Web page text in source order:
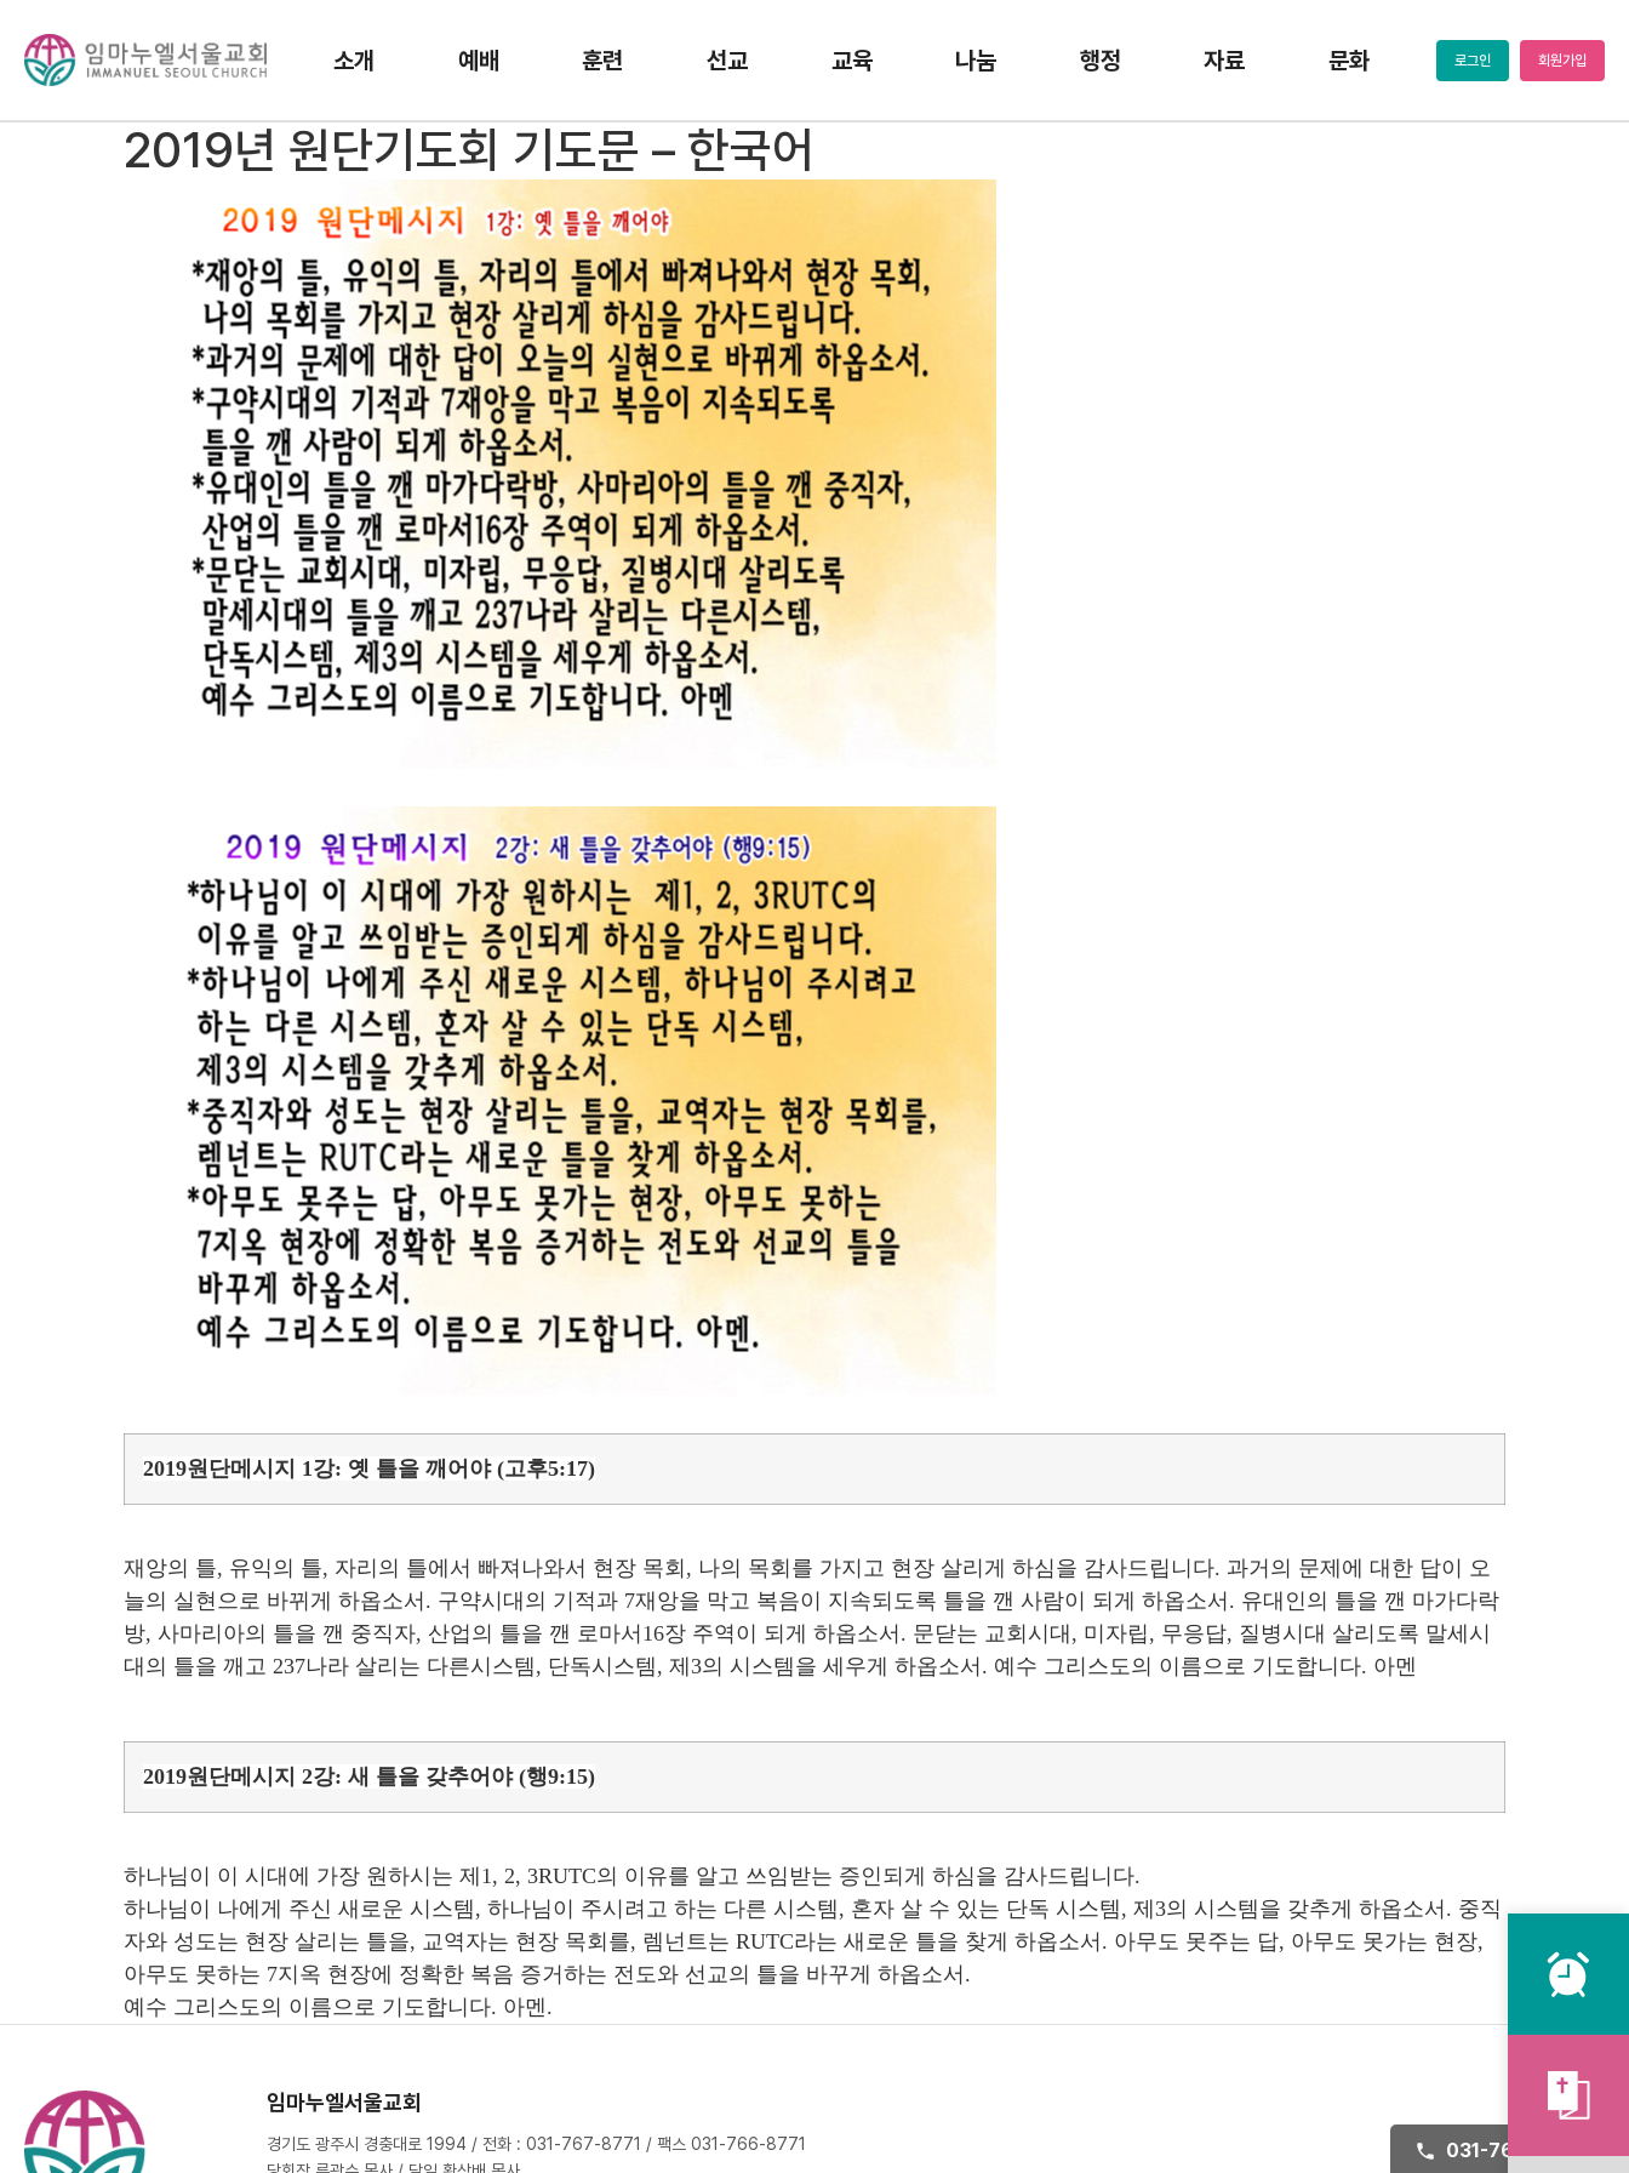
소개 예배 훈련 선교 교육 나눔 행정 자료 문화 로그인 회원가입
2019년 원단기도회 기도문 – 한국어
2019원단메시지 1강: 옛 틀을 깨어야 (고후5:17)
재앙의 틀, 유익의 틀, 자리의 틀에서 빠져나와서 현장 목회, 나의 목회를 가지고 현장 살리게 하심을 감사드립니다. 과거의 문제에 대한 답이 오
늘의 실현으로 바뀌게 하옵소서. 구약시대의 기적과 7재앙을 막고 복음이 지속되도록 틀을 깬 사람이 되게 하옵소서. 유대인의 틀을 깬 마가다락
방, 사마리아의 틀을 깬 중직자, 산업의 틀을 깬 로마서16장 주역이 되게 하옵소서. 문닫는 교회시대, 미자립, 무응답, 질병시대 살리도록 말세시
대의 틀을 깨고 237나라 살리는 다른시스템, 단독시스템, 제3의 시스템을 세우게 하옵소서. 예수 그리스도의 이름으로 기도합니다. 아멘
2019원단메시지 2강: 새 틀을 갖추어야 (행9:15)
하나님이 이 시대에 가장 원하시는 제1, 2, 3RUTC의 이유를 알고 쓰임받는 증인되게 하심을 감사드립니다.
하나님이 나에게 주신 새로운 시스템, 하나님이 주시려고 하는 다른 시스템, 혼자 살 수 있는 단독 시스템, 제3의 시스템을 갖추게 하옵소서. 중직
자와 성도는 현장 살리는 틀을, 교역자는 현장 목회를, 렘넌트는 RUTC라는 새로운 틀을 찾게 하옵소서. 아무도 못주는 답, 아무도 못가는 현장,
아무도 못하는 7지옥 현장에 정확한 복음 증거하는 전도와 선교의 틀을 바꾸게 하옵소서.
예수 그리스도의 이름으로 기도합니다. 아멘.
임마누엘서울교회
경기도 광주시 경충대로 1994 / 전화 : 031-767-8771 / 팩스 031-766-8771
031-767-8771